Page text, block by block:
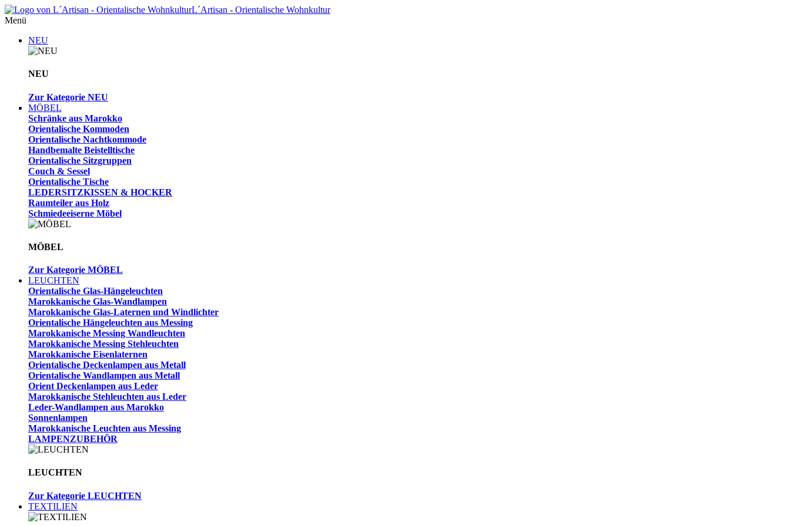
L´Artisan - Orientalische Wohnkultur
Menü
NEU
NEU
Zur Kategorie NEU
MÖBEL
Schränke aus Marokko
Orientalische Kommoden
Orientalische Nachtkommode
Handbemalte Beistelltische
Orientalische Sitzgruppen
Couch & Sessel
Orientalische Tische
LEDERSITZKISSEN & HOCKER
Raumteiler aus Holz
Schmiedeeiserne Möbel
MÖBEL
Zur Kategorie MÖBEL
LEUCHTEN
Orientalische Glas-Hängeleuchten
Marokkanische Glas-Wandlampen
Marokkanische Glas-Laternen und Windlichter
Orientalische Hängeleuchten aus Messing
Marokkanische Messing Wandleuchten
Marokkanische Messing Stehleuchten
Marokkanische Eisenlaternen
Orientalische Deckenlampen aus Metall
Orientalische Wandlampen aus Metall
Orient Deckenlampen aus Leder
Marokkanische Stehleuchten aus Leder
Leder-Wandlampen aus Marokko
Sonnenlampen
Marokkanische Leuchten aus Messing
LAMPENZUBEHÖR
LEUCHTEN
Zur Kategorie LEUCHTEN
TEXTILIEN